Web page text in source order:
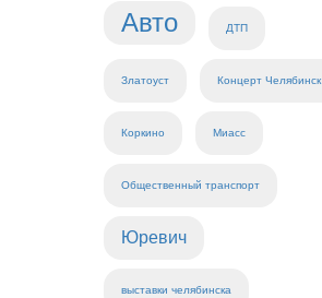
Авто ДТП
Златоуст Концерт Челябинск
Коркино Миасс
Общественный транспорт
Юревич
выставки челябинска